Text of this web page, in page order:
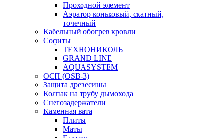
Проходной элемент
Аэратор коньковый, скатный,
точечный
Кабельный обогрев кровли
Софиты
ТЕХНОНИКОЛЬ
GRAND LINE
AQUASYSTEM
ОСП (OSB-3)
Защита древесины
Колпак на трубу дымохода
Снегозадержатели
Каменная вата
Плиты
Маты